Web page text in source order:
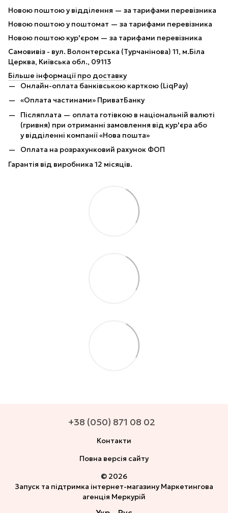
Новою поштою у відділення — за тарифами перевізника
Новою поштою у поштомат — за тарифами перевізника
Новою поштою кур'єром — за тарифами перевізника
Самовивіз - вул. Волонтерська (Турчанінова) 11, м.Біла
Церква, Київська обл., 09113
Більше інформації про доставку
Онлайн-оплата банківською карткою (LiqPay)
«Оплата частинами» ПриватБанку
Післяплата — оплата готівкою в національній валюті
(гривня) при отриманні замовлення від кур'єра або
у відділенні компанії «Нова пошта»
Оплата на розрахунковий рахунок ФОП
Гарантія від виробника 12 місяців.
+38 (050) 871 08 02
Контакти
Повна версія сайту
© 2026
Запуск та підтримка інтернет-магазинуМаркетингова
агенція Меркурій